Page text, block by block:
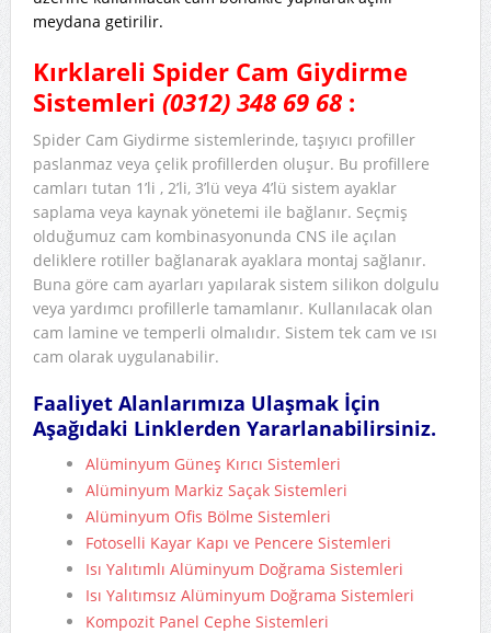
meydana getirilir.
Kırklareli Spider Cam Giydirme
Sistemleri (0312) 348 69 68 :
Spider Cam Giydirme sistemlerinde, taşıyıcı profiller
paslanmaz veya çelik profillerden oluşur. Bu profillere
camları tutan 1’li , 2’li, 3’lü veya 4’lü sistem ayaklar
saplama veya kaynak yönetemi ile bağlanır. Seçmiş
olduğumuz cam kombinasyonunda CNS ile açılan
deliklere rotiller bağlanarak ayaklara montaj sağlanır.
Buna göre cam ayarları yapılarak sistem silikon dolgulu
veya yardımcı profillerle tamamlanır. Kullanılacak olan
cam lamine ve temperli olmalıdır. Sistem tek cam ve ısı
cam olarak uygulanabilir.
Faaliyet Alanlarımıza Ulaşmak İçin
Aşağıdaki Linklerden Yararlanabilirsiniz.
Alüminyum Güneş Kırıcı Sistemleri
Alüminyum Markiz Saçak Sistemleri
Alüminyum Ofis Bölme Sistemleri
Fotoselli Kayar Kapı ve Pencere Sistemleri
Isı Yalıtımlı Alüminyum Doğrama Sistemleri
Isı Yalıtımsız Alüminyum Doğrama Sistemleri
Kompozit Panel Cephe Sistemleri